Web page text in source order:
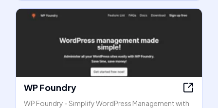
WP Foundry
WP Foundry - Simplify WordPress Management with